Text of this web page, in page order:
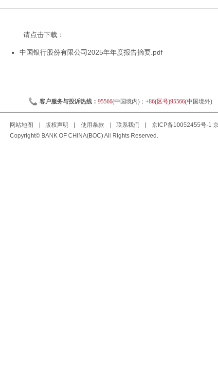
请点击下载：
中国银行股份有限公司2025年年度报告摘要.pdf
客户服务与投诉热线： 95566(中国境内)； +86(区号)95566(中国境外)
网站地图 版权声明 使用条款 联系我们 京ICP备10052455号-1
Copyright© BANK OF CHINA(BOC) All Rights Reserved.